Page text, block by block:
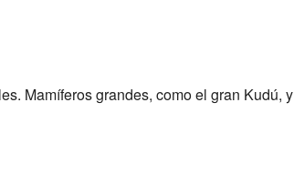
Mamíferos grandes, como el gran Kudú, y